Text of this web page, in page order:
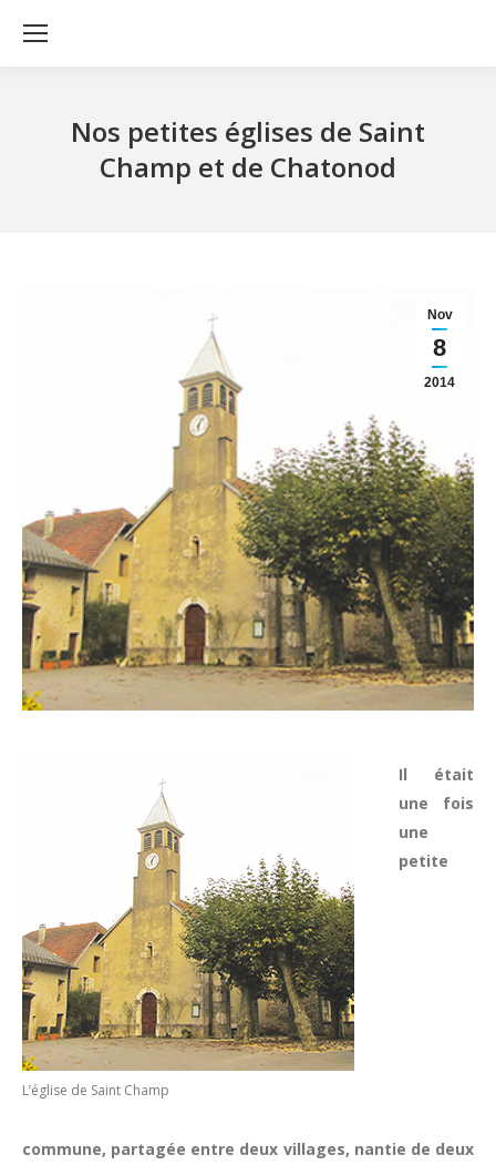
Nos petites églises de Saint
Champ et de Chatonod
Nov
8
2014
L’église de Saint Champ
Il était
une fois
une
petite
commune, partagée entre deux villages, nantie de deux